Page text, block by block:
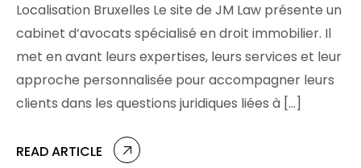
Localisation Bruxelles Le site de JM Law présente un
cabinet d’avocats spécialisé en droit immobilier. Il
met en avant leurs expertises, leurs services et leur
approche personnalisée pour accompagner leurs
clients dans les questions juridiques liées à […]
READ ARTICLE